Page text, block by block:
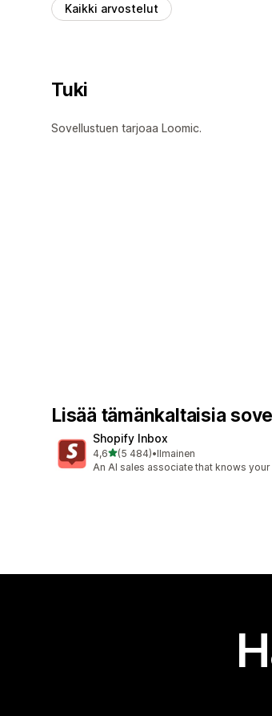
Kaikki arvostelut
Tuki
Sovellustuen tarjoaa Loomic.
Lisää tämänkaltaisia
Shopify Inbox
4,6/ 5 tähteä
(5 484)
5484 arvostelua yhteensä
•Ilmainen
An AI sales associate that knows